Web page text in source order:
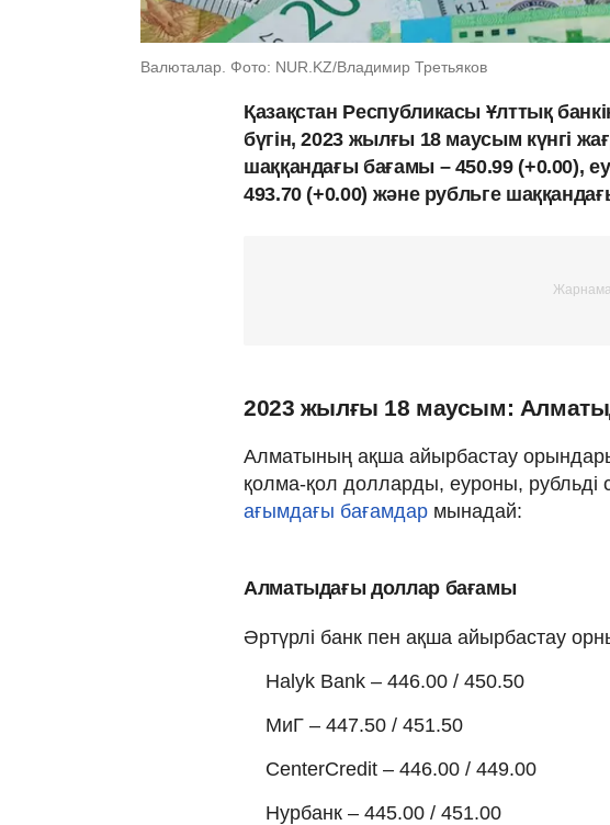
Валюталар. Фото: NUR.KZ/Владимир Третьяков
Қазақстан Республикасы Ұлттық
бүгін, 2023 жылғы 18 маусым күнгі
шаққандағы бағамы – 450.99 (+0.00),
493.70 (+0.00) және рубльге
2023 жылғы 18 маусым:
Алматының ақша айырбастау
қолма-қол долларды, еуроны,
ағымдағы бағамдар мынадай:
Алматыдағы доллар бағамы
Әртүрлі банк пен ақша айырбастау
Halyk Bank – 446.00 / 450.50
МиГ – 447.50 / 451.50
CenterCredit – 446.00 / 449.00
Нурбанк – 445.00 / 451.00